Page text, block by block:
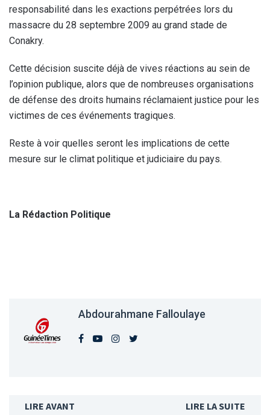
responsabilité dans les exactions perpétrées lors du
massacre du 28 septembre 2009 au grand stade de
Conakry.
Cette décision suscite déjà de vives réactions au sein de
l’opinion publique, alors que de nombreuses organisations
de défense des droits humains réclamaient justice pour les
victimes de ces événements tragiques.
Reste à voir quelles seront les implications de cette
mesure sur le climat politique et judiciaire du pays.
La Rédaction Politique
Abdourahmane Falloulaye
LIRE AVANT LIRE LA SUITE